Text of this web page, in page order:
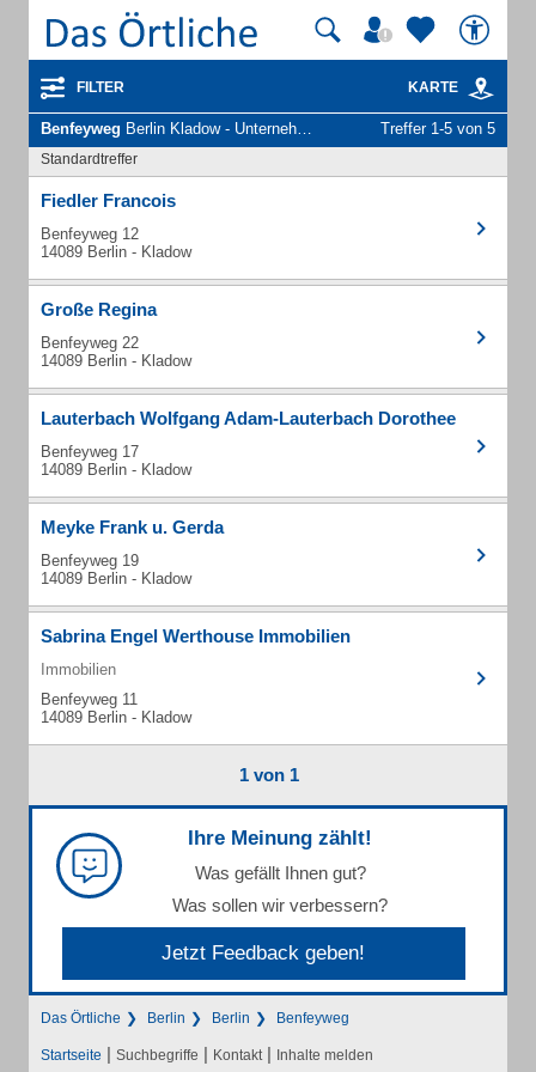
FILTER KARTE
Benfeyweg Berlin Kladow - Unternehmen und Personen Treffer 1-5 von 5
Standardtreffer
Fiedler Francois
Benfeyweg 12
14089 Berlin - Kladow
Große Regina
Benfeyweg 22
14089 Berlin - Kladow
Lauterbach Wolfgang Adam-Lauterbach Dorothee
Benfeyweg 17
14089 Berlin - Kladow
Meyke Frank u. Gerda
Benfeyweg 19
14089 Berlin - Kladow
Sabrina Engel Werthouse Immobilien
Immobilien
Benfeyweg 11
14089 Berlin - Kladow
1 von 1
Ihre Meinung zählt!
Was gefällt Ihnen gut?
Was sollen wir verbessern?
Jetzt Feedback geben!
Das Örtliche Berlin Berlin Benfeyweg
Startseite | Suchbegriffe | Kontakt | Inhalte melden